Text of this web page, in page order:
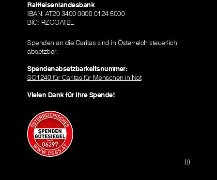
Raiffeisenlandesbank
IBAN: AT20 3400 0000 0124 5000
BIC: RZOOAT2L
Spenden an die Caritas sind in Österreich steuerlich
absetzbar.
Spendenabsetzbarkeitsnummer:
SO1240 für Caritas für Menschen in Not
Vielen Dank für Ihre Spende!
(i)